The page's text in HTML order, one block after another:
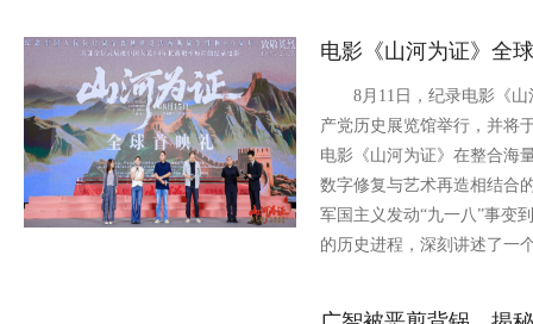
电影《山河为证》全
8月11日，纪录电影《山
产党历史展览馆举行，并
电影《山河为证》在整合海
数字修复与艺术再造相结合
军国主义发动“九一八”事变
的历史进程，深刻讲述了一